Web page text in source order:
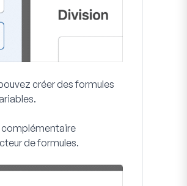
créer des formules
complémentaire
de formules.